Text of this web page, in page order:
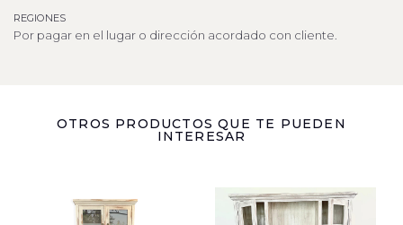
REGIONES
Por pagar en el lugar o dirección acordado con cliente.
OTROS PRODUCTOS QUE TE PUEDEN
INTERESAR